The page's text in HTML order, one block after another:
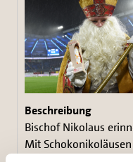
Bischof Nikolaus
Mit